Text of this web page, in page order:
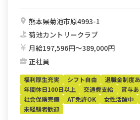
熊本県菊池市原4993-1
菊池カントリークラブ
月給197,596円〜389,000円
正社員
福利厚生充実 シフト自由 退職金制度
年間休日100日以上
交通費支給 賞与あ
社会保険完備
AT免許OK 女性活躍中
未経験者歓迎